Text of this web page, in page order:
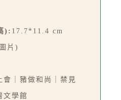
): 17.7*11.4 cm
片)
會｜豬做和尚｜禁見
文學館